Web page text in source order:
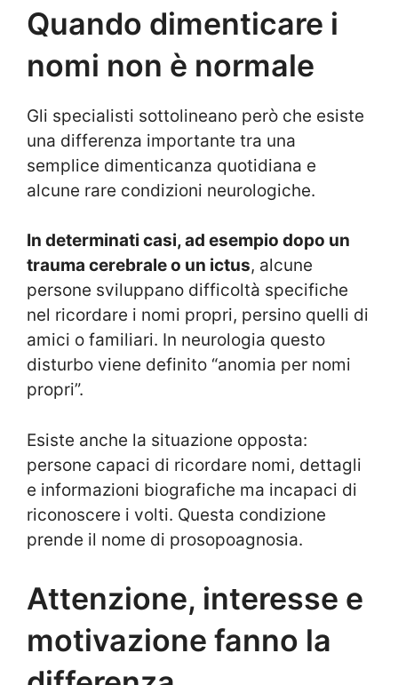
Quando dimenticare i
nomi non è normale
Gli specialisti sottolineano però che esiste
una differenza importante tra una
semplice dimenticanza quotidiana e
alcune rare condizioni neurologiche.
In determinati casi, ad esempio dopo un
trauma cerebrale o un ictus, alcune
persone sviluppano difficoltà specifiche
nel ricordare i nomi propri, persino quelli di
amici o familiari. In neurologia questo
disturbo viene definito “anomia per nomi
propri”.
Esiste anche la situazione opposta:
persone capaci di ricordare nomi, dettagli
e informazioni biografiche ma incapaci di
riconoscere i volti. Questa condizione
prende il nome di prosopoagnosia.
Attenzione, interesse e
motivazione fanno la